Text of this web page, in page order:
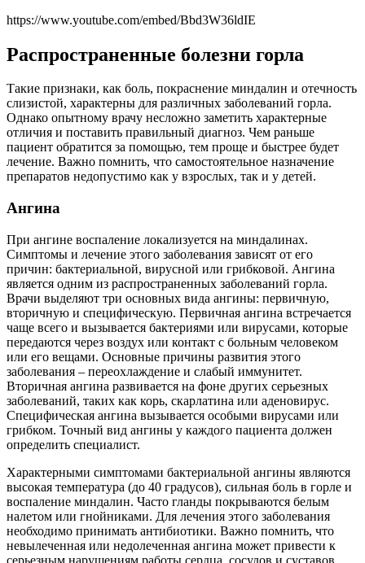
https://www.youtube.com/embed/Bbd3W36ldIE
Распространенные болезни горла
Такие признаки, как боль, покраснение миндалин и отечность
слизистой, характерны для различных заболеваний горла.
Однако опытному врачу несложно заметить характерные
отличия и поставить правильный диагноз. Чем раньше
пациент обратится за помощью, тем проще и быстрее будет
лечение. Важно помнить, что самостоятельное назначение
препаратов недопустимо как у взрослых, так и у детей.
Ангина
При ангине воспаление локализуется на миндалинах.
Симптомы и лечение этого заболевания зависят от его
причин: бактериальной, вирусной или грибковой. Ангина
является одним из распространенных заболеваний горла.
Врачи выделяют три основных вида ангины: первичную,
вторичную и специфическую. Первичная ангина встречается
чаще всего и вызывается бактериями или вирусами, которые
передаются через воздух или контакт с больным человеком
или его вещами. Основные причины развития этого
заболевания – переохлаждение и слабый иммунитет.
Вторичная ангина развивается на фоне других серьезных
заболеваний, таких как корь, скарлатина или аденовирус.
Специфическая ангина вызывается особыми вирусами или
грибком. Точный вид ангины у каждого пациента должен
определить специалист.
Характерными симптомами бактериальной ангины являются
высокая температура (до 40 градусов), сильная боль в горле и
воспаление миндалин. Часто гланды покрываются белым
налетом или гнойниками. Для лечения этого заболевания
необходимо принимать антибиотики. Важно помнить, что
невылеченная или недолеченная ангина может привести к
серьезным нарушениям работы сердца, сосудов и суставов.